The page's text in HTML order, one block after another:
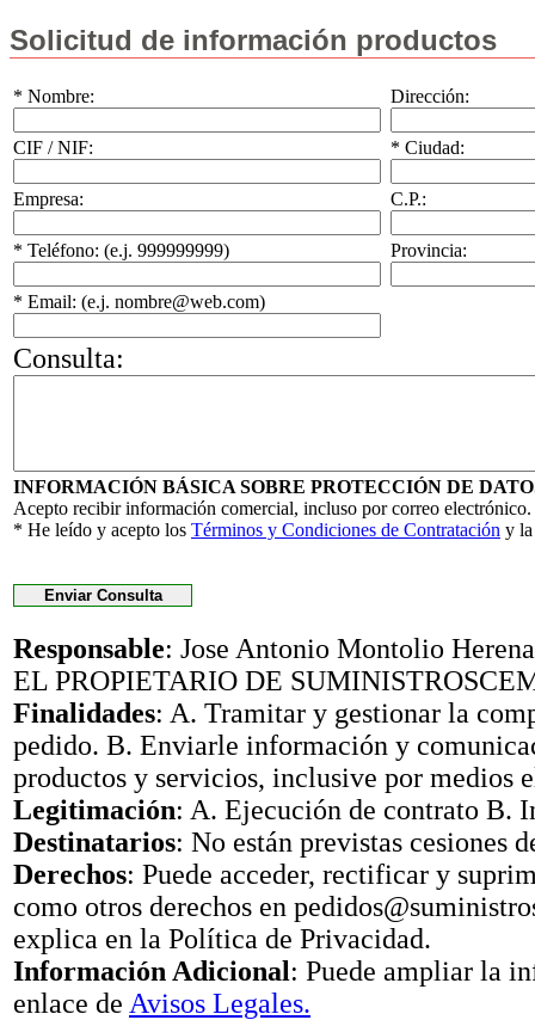
Solicitud de información productos
* Nombre: Dirección:
CIF / NIF: * Ciudad:
Empresa: C.P.:
* Teléfono: (e.j. 999999999) Provincia:
* Email: (e.j. nombre@web.com)
Consulta:
INFORMACIÓN BÁSICA SOBRE PROTECCIÓN DE
Acepto recibir información comercial, incluso por correo electrónico.
* He leído y acepto los Términos y Condiciones de Contratación y
Responsable: Jose Antonio Montolio
EL PROPIETARIO DE
Finalidades: A. Tramitar y gestionar la
pedido. B. Enviarle información y
productos y servicios, inclusive por medios
Legitimación: A. Ejecución de contrato B.
Destinatarios: No están previstas cesiones
Derechos: Puede acceder, rectificar y
como otros derechos en
explica en la Política de Privacidad.
Información Adicional: Puede ampliar la
enlace de Avisos Legales.